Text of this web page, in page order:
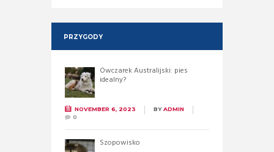
PRZYGODY
Owczarek Australijski: pies
idealny?
NOVEMBER 6, 2023 BYADMIN
0
Szopowisko